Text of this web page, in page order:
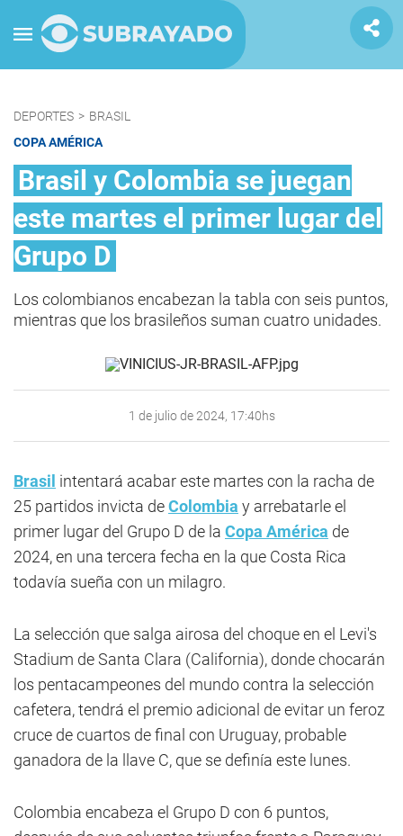
DEPORTES > BRASIL
COPA AMÉRICA
Brasil y Colombia se juegan
este martes el primer lugar del
Grupo D
Los colombianos encabezan la tabla con seis puntos,
mientras que los brasileños suman cuatro unidades.
1 de julio de 2024, 17:40hs
Brasil intentará acabar este martes con la racha de
25 partidos invicta deColombia y arrebatarle el
primer lugar del Grupo D de la Copa América de
2024, en una tercera fecha en la que Costa Rica
todavía sueña con un milagro.
La selección que salga airosa del choque en el Levi's
Stadium de Santa Clara (California), donde chocarán
los pentacampeones del mundo contra la selección
cafetera, tendrá el premio adicional de evitar un feroz
cruce de cuartos de final con Uruguay, probable
ganadora de la llave C, que se definía este lunes.
Colombia encabeza el Grupo D con 6 puntos,